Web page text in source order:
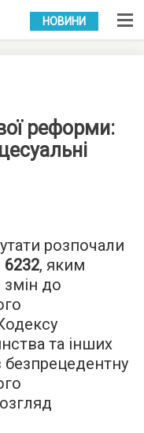
УКР РУС
НОВИНИ
реформи:
розпочали
, яким
до
та інших
безпрецедентну